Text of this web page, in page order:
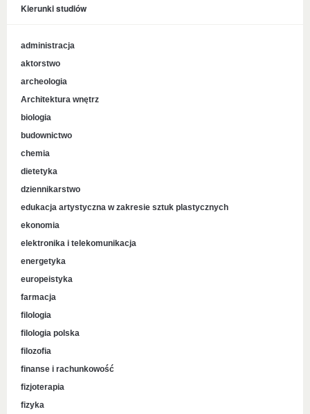
Kierunki studiów
administracja
aktorstwo
archeologia
Architektura wnętrz
biologia
budownictwo
chemia
dietetyka
dziennikarstwo
edukacja artystyczna w zakresie sztuk plastycznych
ekonomia
elektronika i telekomunikacja
energetyka
europeistyka
farmacja
filologia
filologia polska
filozofia
finanse i rachunkowość
fizjoterapia
fizyka